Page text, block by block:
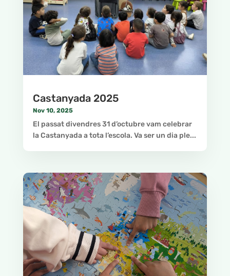
Castanyada 2025
Nov 10, 2025
El passat divendres 31 d’octubre vam celebrar
la Castanyada a tota l’escola. Va ser un dia ple...